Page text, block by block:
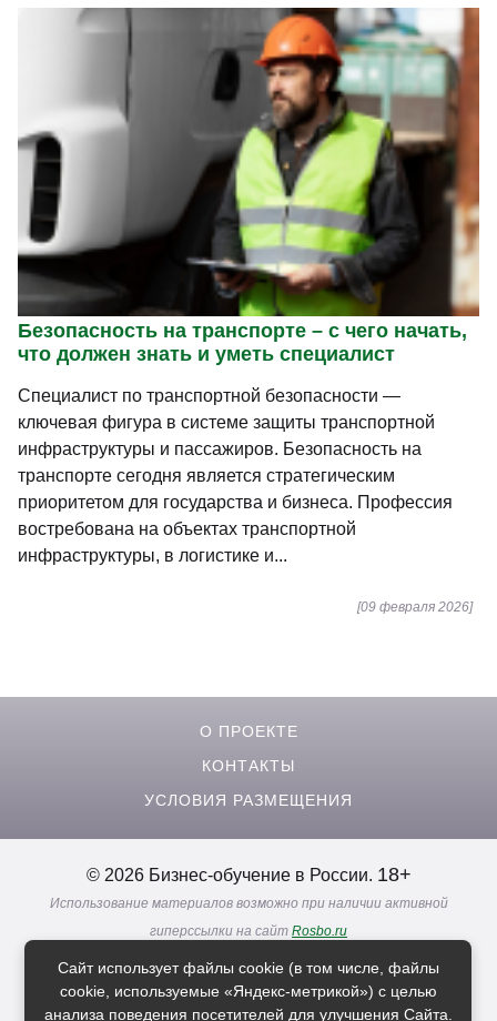
Безопасность на транспорте – с чего начать,
что должен знать и уметь специалист
Специалист по транспортной безопасности —
ключевая фигура в системе защиты транспортной
инфраструктуры и пассажиров. Безопасность на
транспорте сегодня является стратегическим
приоритетом для государства и бизнеса. Профессия
востребована на объектах транспортной
инфраструктуры, в логистике и...
[09 февраля 2026]
О ПРОЕКТЕ
КОНТАКТЫ
УСЛОВИЯ РАЗМЕЩЕНИЯ
© 2026 Бизнес-обучение в России. 18+
Использование материалов возможно при наличии активной
гиперссылки на сайт Rosbo.ru
Реклама. Информация о рекламодателях по ссылкам
Политика в отношении обработки персональных данных
Сайт использует файлы cookie (в том числе, файлы
cookie, используемые «Яндекс-метрикой») с целью
анализа поведения посетителей для улучшения Сайта.